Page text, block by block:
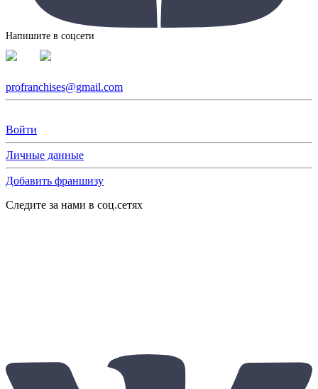
Напишите в соцсети
profranchises@gmail.com
Войти
Личные данные
Добавить франшизу
Следите за нами в соц.сетях